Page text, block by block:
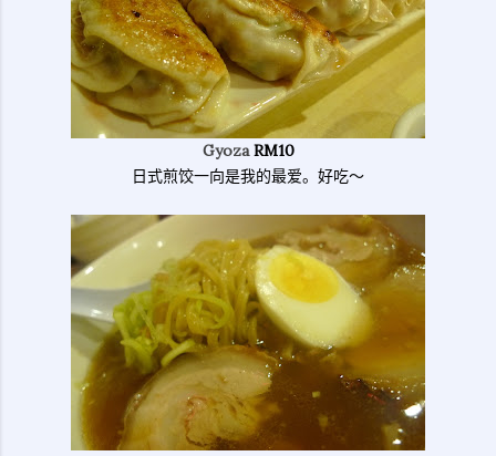
GyozaRM10
日式煎饺一向是我的最爱。好吃～